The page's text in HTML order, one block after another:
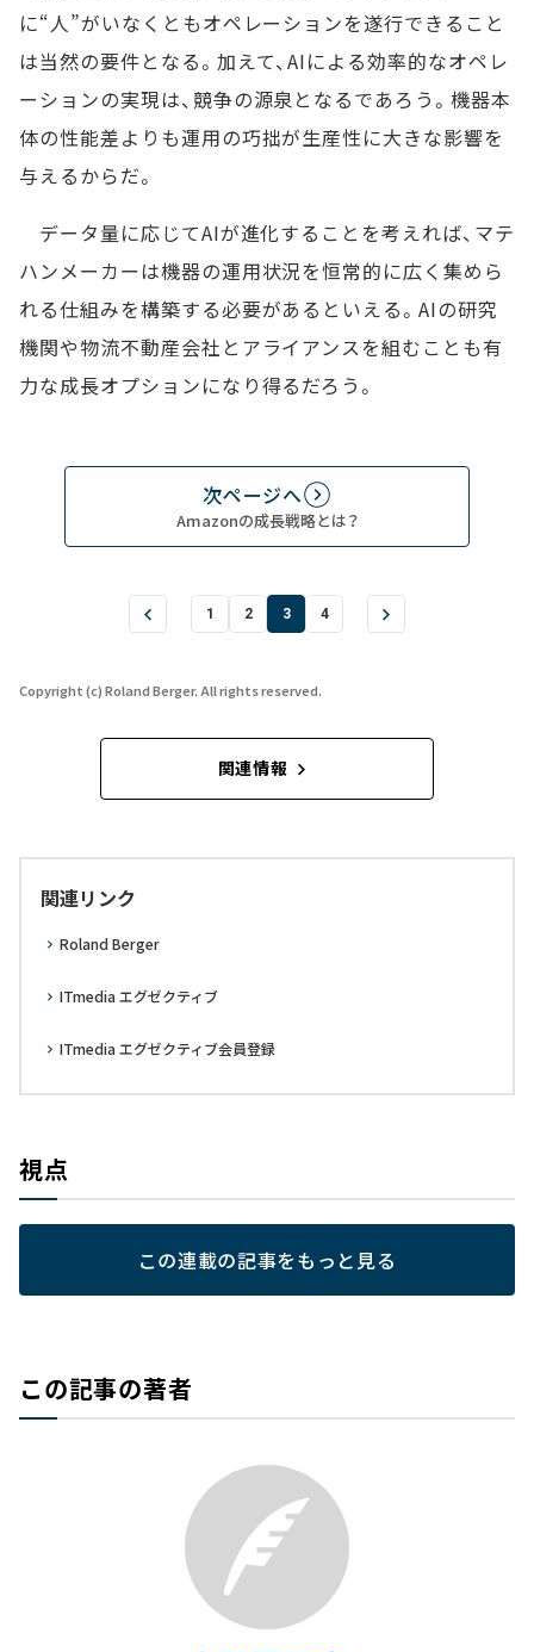
に“人”がいなくともオペレーションを遂行できること
は当然の要件となる。加えて、AIによる効率的なオペレ
ーションの実現は、競争の源泉となるであろう。機器本
体の性能差よりも運用の巧拙が生産性に大きな影響を
与えるからだ。
データ量に応じてAIが進化することを考えれば、マテ
ハンメーカーは機器の運用状況を恒常的に広く集めら
れる仕組みを構築する必要があるといえる。AIの研究
機関や物流不動産会社とアライアンスを組むことも有
力な成長オプションになり得るだろう。
次ページへ
Amazonの成長戦略とは？
1 2 3 4
Copyright (c) Roland Berger. All rights reserved.
関連情報
関連リンク
Roland Berger
ITmedia エグゼクティブ
ITmedia エグゼクティブ会員登録
視点
この連載の記事をもっと見る
この記事の著者